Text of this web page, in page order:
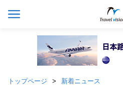
トップページ 新着ニュース